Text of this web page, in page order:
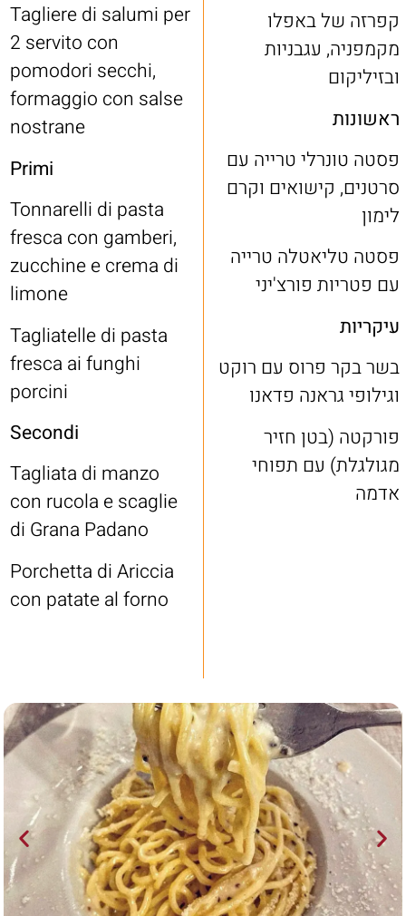
קפרזה של באפלו
מקמפניה, עגבניות
ובזיליקום
ראשונות
פסטה טונרלי טרייה עם
סרטנים, קישואים וקרם
לימון
פסטה טליאטלה טרייה
עם פטריות פורצ'יני
עיקריות
בשר בקר פרוס עם רוקט
וגילופי גראנה פדאנו
פורקטה (בטן חזיר
מגולגלת) עם תפוחי
אדמה
Tagliere di salumi per
2 servito con
pomodori secchi,
formaggio con salse
nostrane
Primi
Tonnarelli di pasta
fresca con gamberi,
zucchine e crema di
limone
Tagliatelle di pasta
fresca ai funghi
porcini
Secondi
Tagliata di manzo
con rucola e scaglie
di Grana Padano
Porchetta di Ariccia
con patate al forno